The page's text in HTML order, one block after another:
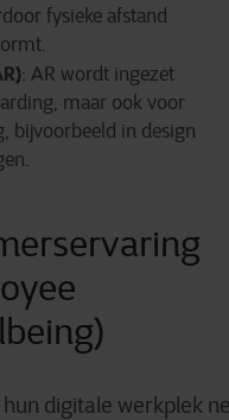
fysieke afstand
: AR wordt ingezet
maar ook voor
bijvoorbeeld in design
hun digitale werkplek